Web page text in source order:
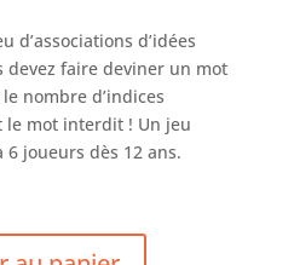
d’associations d’idées
faire deviner un mot
nombre d’indices
mot interdit ! Un jeu
joueurs dès 12 ans.